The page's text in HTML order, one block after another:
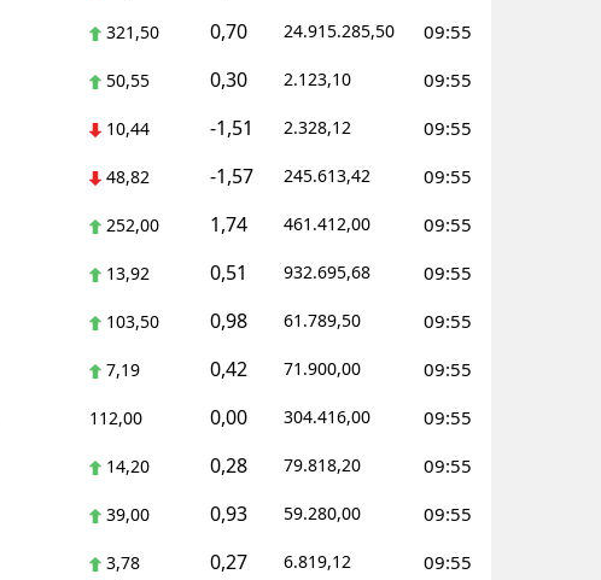
Osmaniye
321,50 0,70 24.915.285,50 09:55
50,55 0,30 2.123,10 09:55
10,44 -1,51 2.328,12 09:55
48,82 -1,57 245.613,42 09:55
252,00 1,74 461.412,00 09:55
13,92 0,51 932.695,68 09:55
103,50 0,98 61.789,50 09:55
7,19 0,42 71.900,00 09:55
112,00 0,00 304.416,00 09:55
14,20 0,28 79.818,20 09:55
39,00 0,93 59.280,00 09:55
3,78 0,27 6.819,12 09:55